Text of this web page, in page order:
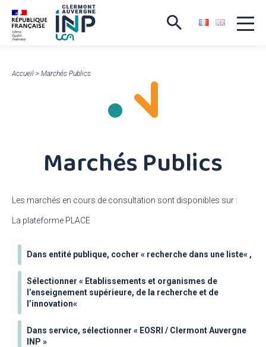
Accueil > Marchés Publics
Marchés Publics
Les marchés en cours de consultation sont disponibles sur :
La plateforme PLACE
Dans entité publique, cocher « recherche dans une liste« ,
Sélectionner « Etablissements et organismes de
l’enseignement supérieure, de la recherche et de
l’innovation«
Dans service, sélectionner « EOSRI / Clermont Auvergne
INP »